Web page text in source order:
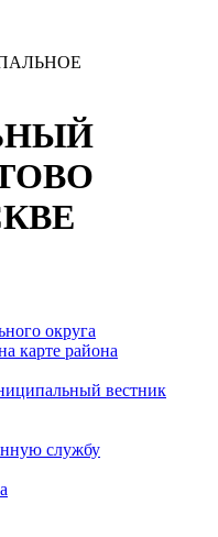
округа
карте района
вестник
службу